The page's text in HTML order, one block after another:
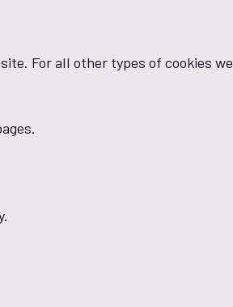
For all other types of cookies we